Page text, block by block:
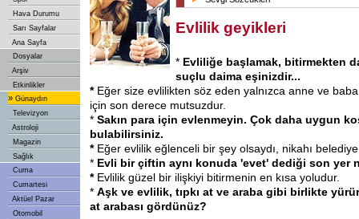
Hava Durumu
Sarı Sayfalar
Ana Sayfa
Dosyalar
Arşiv
Etkinlikler
» Günaydın
Televizyon
Astroloji
Magazin
Sağlık
Cuma
Cumartesi
Aktüel Pazar
Otomobil
Evlilik geyikleri
* Evliliğe başlamak, bitirmekten
suçlu daima eşinizdir...
* Eğer size evlilikten söz eden yalnızca anne ve
için son derece mutsuzdur.
* Sakın para için evlenmeyin. Çok daha uygun
bulabilirsiniz.
* Eğer evlilik eğlenceli bir şey olsaydı, nikahı
* Evli bir çiftin aynı konuda 'evet' dediği son yer
* Evlilik güzel bir ilişkiyi bitirmenin en kısa yoludur.
* Aşk ve evlilik, tıpkı at ve araba gibi birlikte
at arabası gördünüz?